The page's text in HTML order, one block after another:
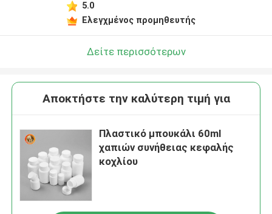
5.0
Ελεγχμένος προμηθευτής
Δείτε περισσότερων
Αποκτήστε την καλύτερη τιμή για
Πλαστικό μπουκάλι 60ml
χαπιών συνήθειας κεφαλής
κοχλίου